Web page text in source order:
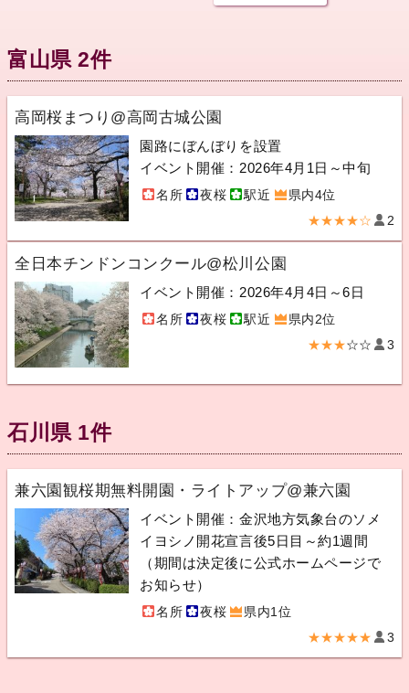
富山県 2件
高岡桜まつり@高岡古城公園
園路にぼんぼりを設置
イベント開催：2026年4月1日～中旬
名所 夜桜 駅近 県内4位
★★★★☆ 2
全日本チンドンコンクール@松川公園
イベント開催：2026年4月4日～6日
名所 夜桜 駅近 県内2位
★★★☆☆ 3
石川県 1件
兼六園観桜期無料開園・ライトアップ@兼六園
イベント開催：金沢地方気象台のソメ
イヨシノ開花宣言後5日目～約1週間
（期間は決定後に公式ホームページで
お知らせ）
名所 夜桜 県内1位
★★★★★ 3